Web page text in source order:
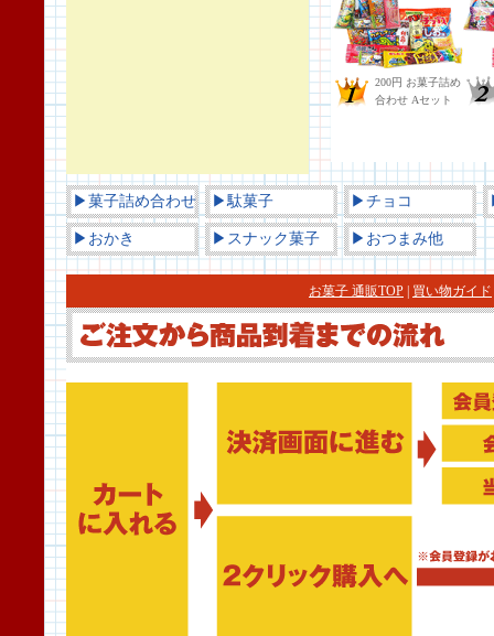
▶菓子詰め合わせ ▶駄菓子 ▶チョコ
▶おかき ▶スナック菓子 ▶おつまみ他
お菓子 通販TOP 買い物ガイド